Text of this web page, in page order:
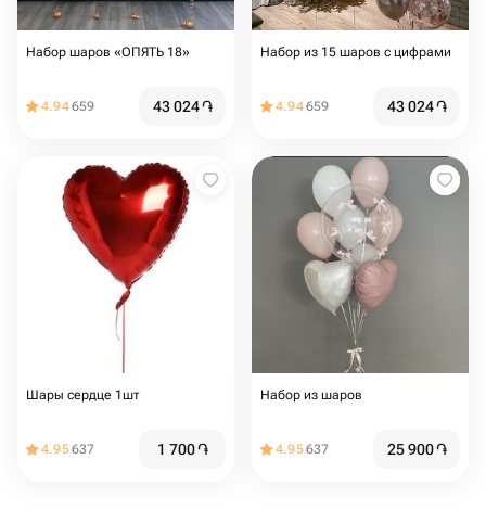
Набор шаров «ОПЯТЬ 18»
4.94659 43 024֏
Набор из 15 шаров с цифрами
4.94659 43 024֏
Шары сердце 1шт
4.95637 1 700֏
Набор из шаров
4.95637 25 900֏